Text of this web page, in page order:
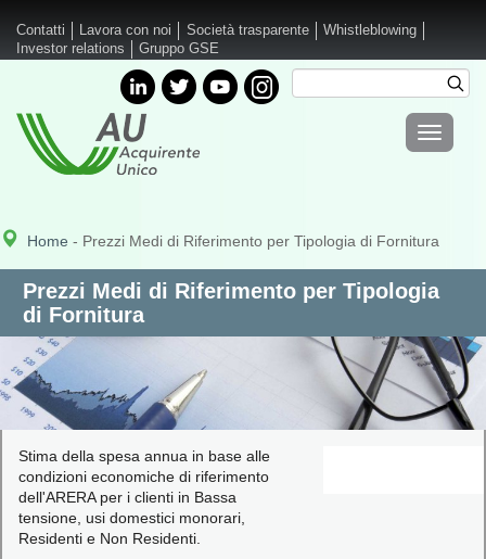
Contatti Lavora con noi Società trasparente
Whistleblowing
Investor relations
Gruppo GSE
Form di
Toggle
Home - Prezzi Medi di Riferimento per Tipologia di Fornitura
Prezzi Medi di Riferimento per Tipologia
di Fornitura
Stima della spesa annua in base alle
condizioni economiche di riferimento
dell'ARERA per i clienti in Bassa
tensione, usi domestici monorari,
Residenti e Non Residenti.